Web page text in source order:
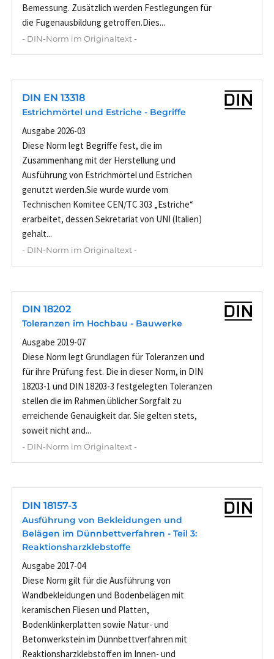
Bemessung. Zusätzlich werden Festlegungen für
die Fugenausbildung getroffen.Dies...
- DIN-Norm im Originaltext -
DIN EN 13318
Estrichmörtel und Estriche - Begriffe
Ausgabe 2026-03
Diese Norm legt Begriffe fest, die im
Zusammenhang mit der Herstellung und
Ausführung von Estrichmörtel und Estrichen
genutzt werden.Sie wurde wurde vom
Technischen Komitee CEN/TC 303 „Estriche“
erarbeitet, dessen Sekretariat von UNI (Italien)
gehalt...
- DIN-Norm im Originaltext -
DIN 18202
Toleranzen im Hochbau - Bauwerke
Ausgabe 2019-07
Diese Norm legt Grundlagen für Toleranzen und
für ihre Prüfung fest. Die in dieser Norm, in DIN
18203-1 und DIN 18203-3 festgelegten Toleranzen
stellen die im Rahmen üblicher Sorgfalt zu
erreichende Genauigkeit dar. Sie gelten stets,
soweit nicht and...
- DIN-Norm im Originaltext -
DIN 18157-3
Ausführung von Bekleidungen und
Belägen im Dünnbettverfahren - Teil 3:
Reaktionsharzklebstoffe
Ausgabe 2017-04
Diese Norm gilt für die Ausführung von
Wandbekleidungen und Bodenbelägen mit
keramischen Fliesen und Platten,
Bodenklinkerplatten sowie Natur- und
Betonwerkstein im Dünnbettverfahren mit
Reaktionsharzklebstoffen im Innen- und